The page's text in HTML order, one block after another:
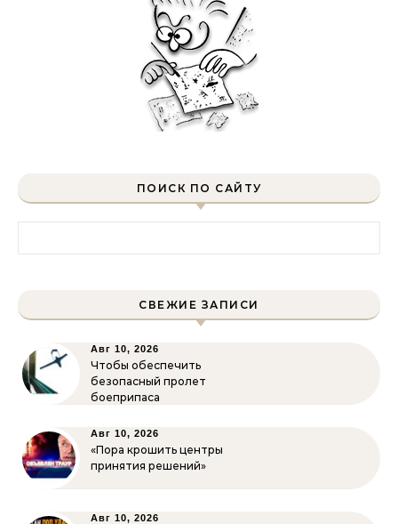
ПОИСК ПО САЙТУ
СВЕЖИЕ ЗАПИСИ
Авг 10, 2026
Чтобы обеспечить
безопасный пролет
боеприпаса
Авг 10, 2026
«Пора крошить центры
принятия решений»
Авг 10, 2026